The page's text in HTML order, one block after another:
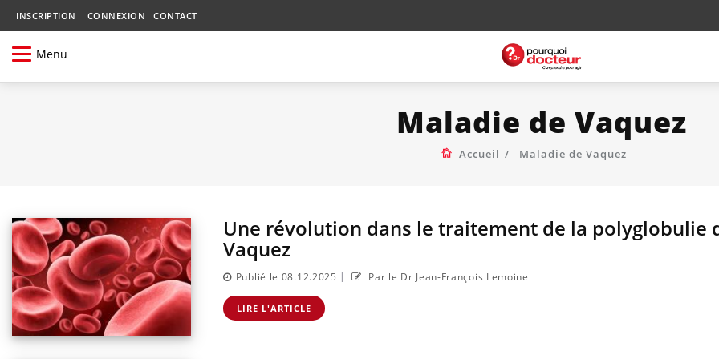
INSCRIPTION CONNEXION CONTACT
Menu
Maladie de Vaquez
Accueil Maladie de Vaquez
Une révolution dans le traitement de la polyglobulie
Vaquez
Publié le 08.12.2025 | Par le Dr Jean-François Lemoine
LIRE L'ARTICLE